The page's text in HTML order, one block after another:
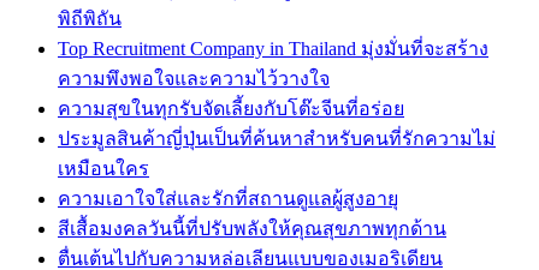
พิถีพิถัน
Top Recruitment Company in Thailand มุ่งมั่นที่จะสร้าง
ความพึงพอใจและความไว้วางใจ
ความสุขในทุกรับจัดเลี้ยงกับโต๊ะจีนที่อร่อย
ประมูลสินค้าญี่ปุ่นเป็นที่ค้นหาสำหรับคนที่รักความไม่
เหมือนใคร
ความเอาใจใส่และรักที่สถานดูแลผู้สูงอายุ
สีเสื้อมงคลวันนี้ที่ปรับพลังให้คุณสุขภาพทุกด้าน
ตื่นเต้นไปกับความหล่อเลียนแบบของเมอริเดียน